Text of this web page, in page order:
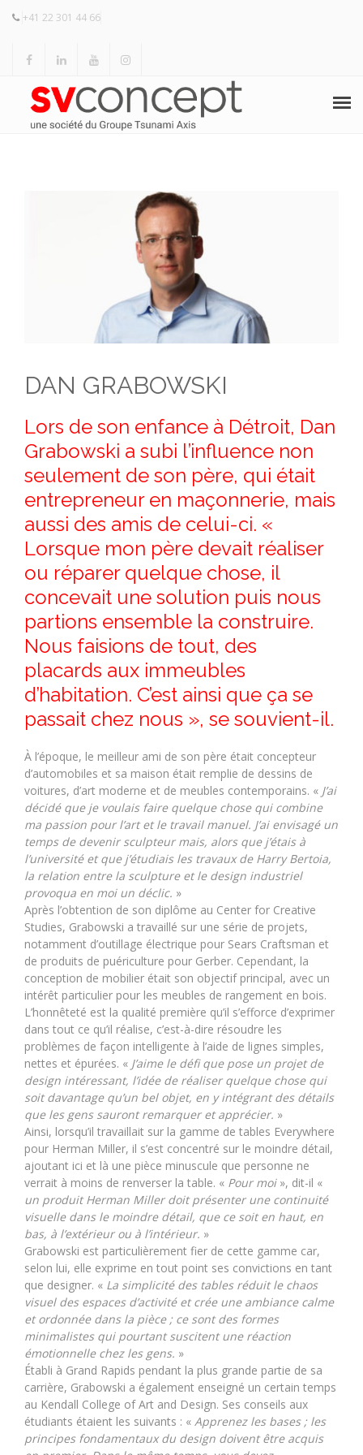
+41 22 301 44 66
KNOLL
PRODUITS
RÉALISATIONS
RÉFÉRENCES
DAN GRABOWSKI
Lors de son enfance à Détroit, Dan
Grabowski a subi l’influence non
seulement de son père, qui était
entrepreneur en maçonnerie, mais
aussi des amis de celui-ci. «
Lorsque mon père devait réaliser
ou réparer quelque chose, il
concevait une solution puis nous
partions ensemble la construire.
Nous faisions de tout, des
placards aux immeubles
d’habitation. C’est ainsi que ça se
passait chez nous », se souvient-il.
À l’époque, le meilleur ami de son père était concepteur
d’automobiles et sa maison était remplie de dessins de
voitures, d’art moderne et de meubles contemporains. « J’ai
décidé que je voulais faire quelque chose qui combine
ma passion pour l’art et le travail manuel. J’ai envisagé un
temps de devenir sculpteur mais, alors que j’étais à
l’université et que j’étudiais les travaux de Harry Bertoia,
la relation entre la sculpture et le design industriel
provoqua en moi un déclic. »
Après l’obtention de son diplôme au Center for Creative
Studies, Grabowski a travaillé sur une série de projets,
notamment d’outillage électrique pour Sears Craftsman et
de produits de puériculture pour Gerber. Cependant, la
conception de mobilier était son objectif principal, avec un
intérêt particulier pour les meubles de rangement en bois.
L’honnêteté est la qualité première qu’il s’efforce d’exprimer
dans tout ce qu’il réalise, c’est-à-dire résoudre les
problèmes de façon intelligente à l’aide de lignes simples,
nettes et épurées. « J’aime le défi que pose un projet de
design intéressant, l’idée de réaliser quelque chose qui
soit davantage qu’un bel objet, en y intégrant des détails
que les gens sauront remarquer et apprécier. »
Ainsi, lorsqu’il travaillait sur la gamme de tables Everywhere
pour Herman Miller, il s’est concentré sur le moindre détail,
ajoutant ici et là une pièce minuscule que personne ne
verrait à moins de renverser la table. « Pour moi», dit-il «
un produit Herman Miller doit présenter une continuité
visuelle dans le moindre détail, que ce soit en haut, en
bas, à l’extérieur ou à l’intérieur. »
Grabowski est particulièrement fier de cette gamme car,
selon lui, elle exprime en tout point ses convictions en tant
que designer. « La simplicité des tables réduit le chaos
visuel des espaces d’activité et crée une ambiance calme
et ordonnée dans la pièce ; ce sont des formes
minimalistes qui pourtant suscitent une réaction
émotionnelle chez les gens. »
Établi à Grand Rapids pendant la plus grande partie de sa
carrière, Grabowski a également enseigné un certain temps
au Kendall College of Art and Design. Ses conseils aux
étudiants étaient les suivants : « Apprenez les bases ; les
principes fondamentaux du design doivent être acquis